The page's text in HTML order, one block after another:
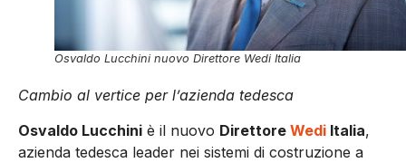
Osvaldo Lucchini nuovo Direttore Wedi Italia
Cambio al vertice per l’azienda tedesca
Osvaldo Lucchini è il nuovo Direttore Wedi Italia,
azienda tedesca leader nei sistemi di costruzione a